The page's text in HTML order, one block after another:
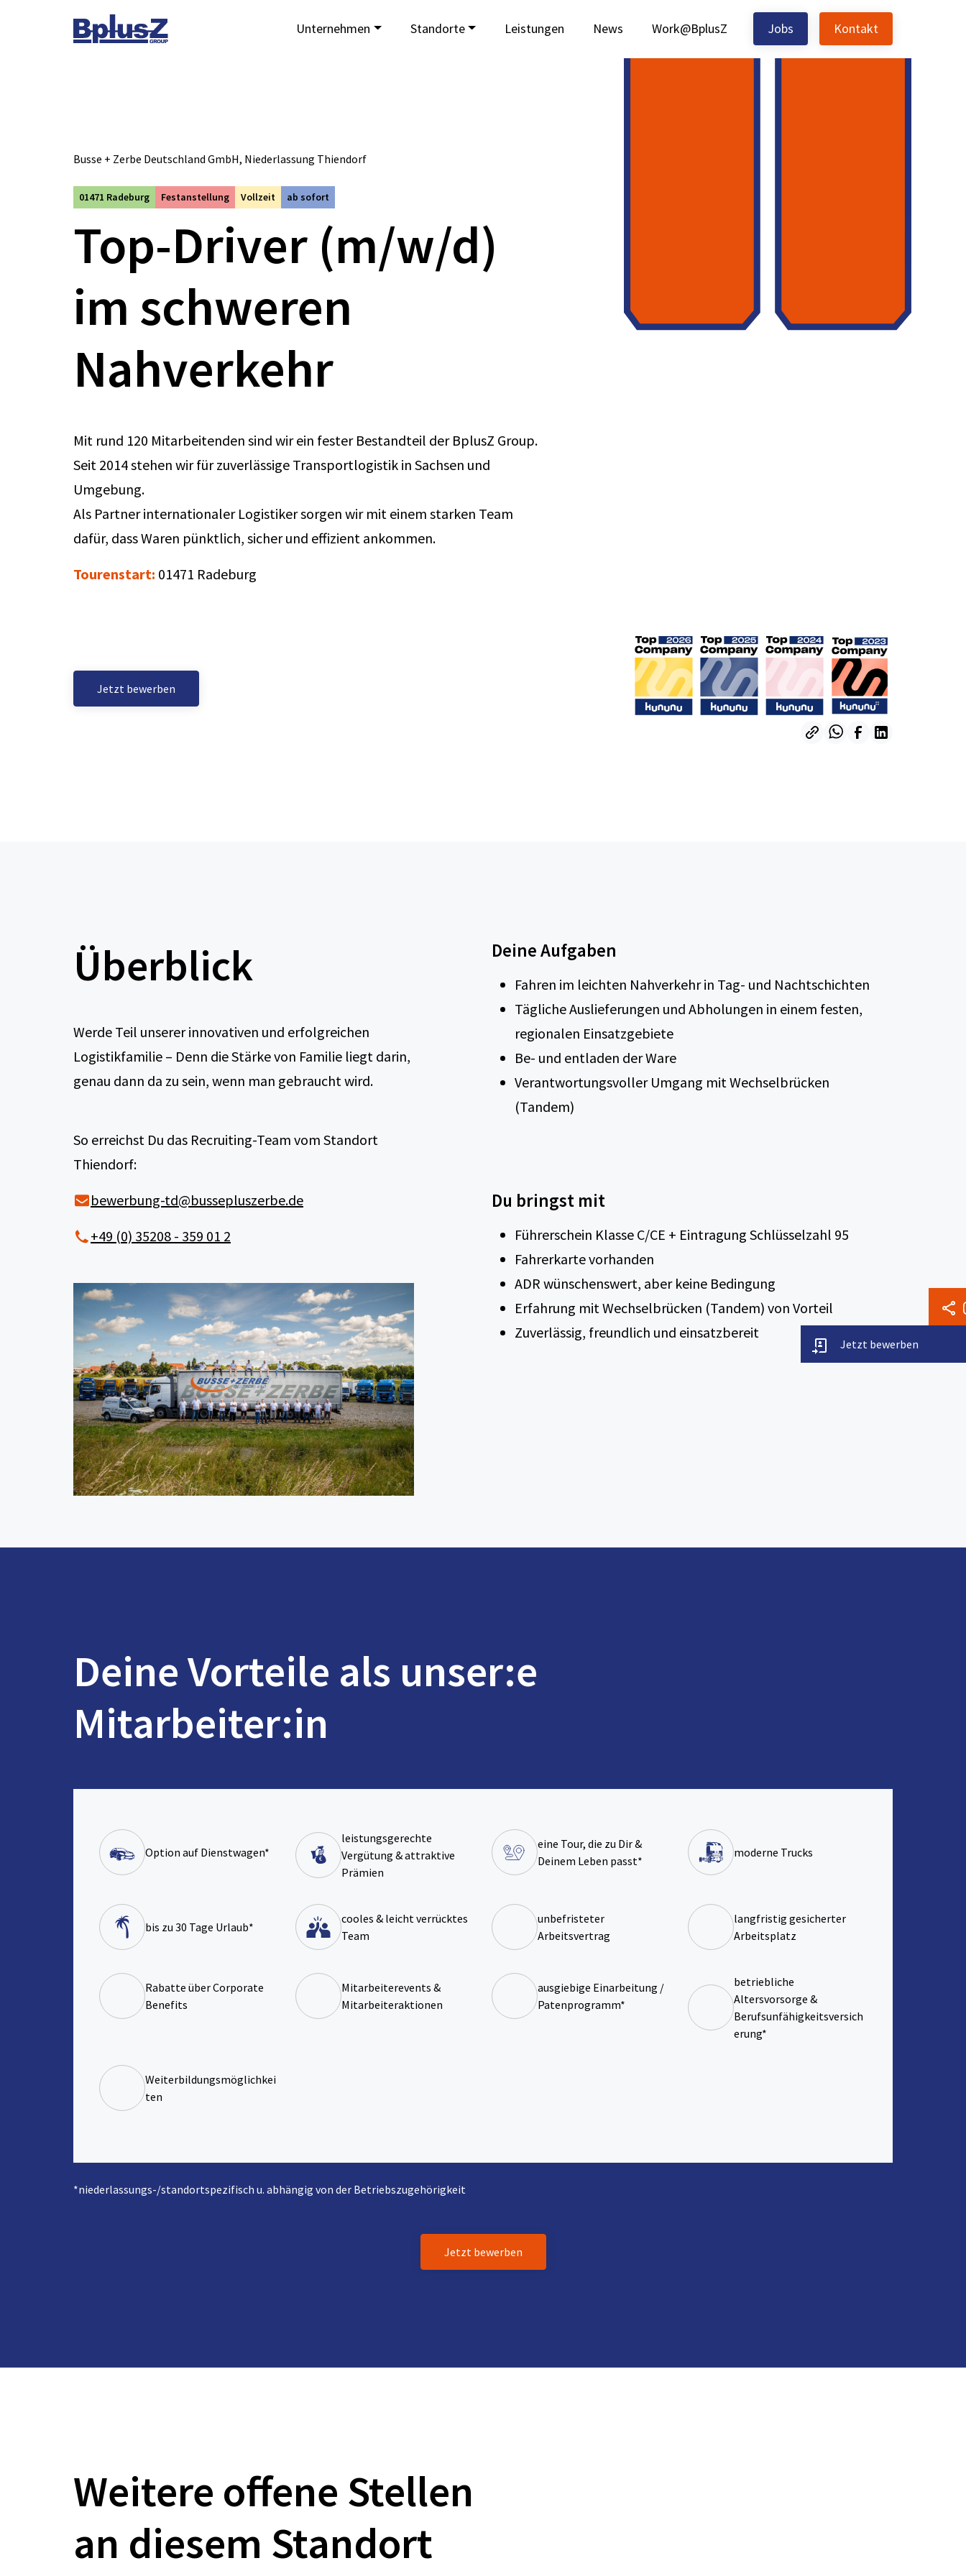
Toggle navigation
Unternehmen Standorte Leistungen News Work@BplusZ Jobs Kontakt
Jetzt bewerben
Busse + Zerbe Deutschland GmbH, Niederlassung Thiendorf
01471 Radeburg Festanstellung Vollzeit ab sofort
Top-Driver (m/w/d)
im schweren
Nahverkehr
Mit rund 120 Mitarbeitenden sind wir ein fester Bestandteil der BplusZ Group.
Seit 2014 stehen wir für zuverlässige Transportlogistik in Sachsen und
Umgebung.
Als Partner internationaler Logistiker sorgen wir mit einem starken Team
dafür, dass Waren pünktlich, sicher und effizient ankommen.
Tourenstart: 01471 Radeburg
Jetzt bewerben
Überblick
Werde Teil unserer innovativen und erfolgreichen
Logistikfamilie – Denn die Stärke von Familie liegt darin,
genau dann da zu sein, wenn man gebraucht wird.
So erreichst Du das Recruiting-Team vom Standort
Thiendorf:
bewerbung-td@bussepluszerbe.de
+49 (0) 35208 - 359 01 2
Deine Aufgaben
Fahren im leichten Nahverkehr in Tag- und Nachtschichten
Tägliche Auslieferungen und Abholungen in einem festen,
regionalen Einsatzgebiete
Be- und entladen der Ware
Verantwortungsvoller Umgang mit Wechselbrücken
(Tandem)
Du bringst mit
Führerschein Klasse C/CE + Eintragung Schlüsselzahl 95
Fahrerkarte vorhanden
ADR wünschenswert, aber keine Bedingung
Erfahrung mit Wechselbrücken (Tandem) von Vorteil
Zuverlässig, freundlich und einsatzbereit
Deine Vorteile als unser:e
Mitarbeiter:in
Option auf Dienstwagen*
leistungsgerechte
Vergütung & attraktive
Prämien
eine Tour, die zu Dir &
Deinem Leben passt*
moderne Trucks
bis zu 30 Tage Urlaub*
cooles & leicht verrücktes
Team
unbefristeter
Arbeitsvertrag
langfristig gesicherter
Arbeitsplatz
Rabatte über Corporate
Benefits
Mitarbeiterevents &
Mitarbeiteraktionen
ausgiebige Einarbeitung /
Patenprogramm*
betriebliche
Altersvorsorge &
Berufsunfähigkeitsversich
erung*
Weiterbildungsmöglichkei
ten
*niederlassungs-/standortspezifisch u. abhängig von der Betriebszugehörigkeit
Jetzt bewerben
Weitere offene Stellen
an diesem Standort